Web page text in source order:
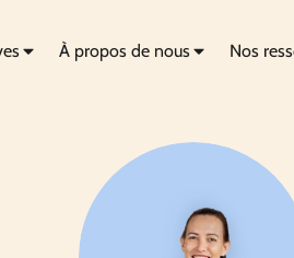
À propos de nous Nos